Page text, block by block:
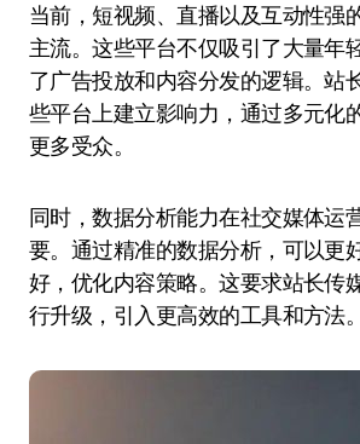
当前，短视频、直播以及互动性强
主流。这些平台不仅吸引了大量年
了广告投放和内容分发的逻辑。站
些平台上建立影响力，通过多元化
更多受众。
同时，数据分析能力在社交媒体运
要。通过精准的数据分析，可以更
好，优化内容策略。这要求站长传
行升级，引入更高效的工具和方法。